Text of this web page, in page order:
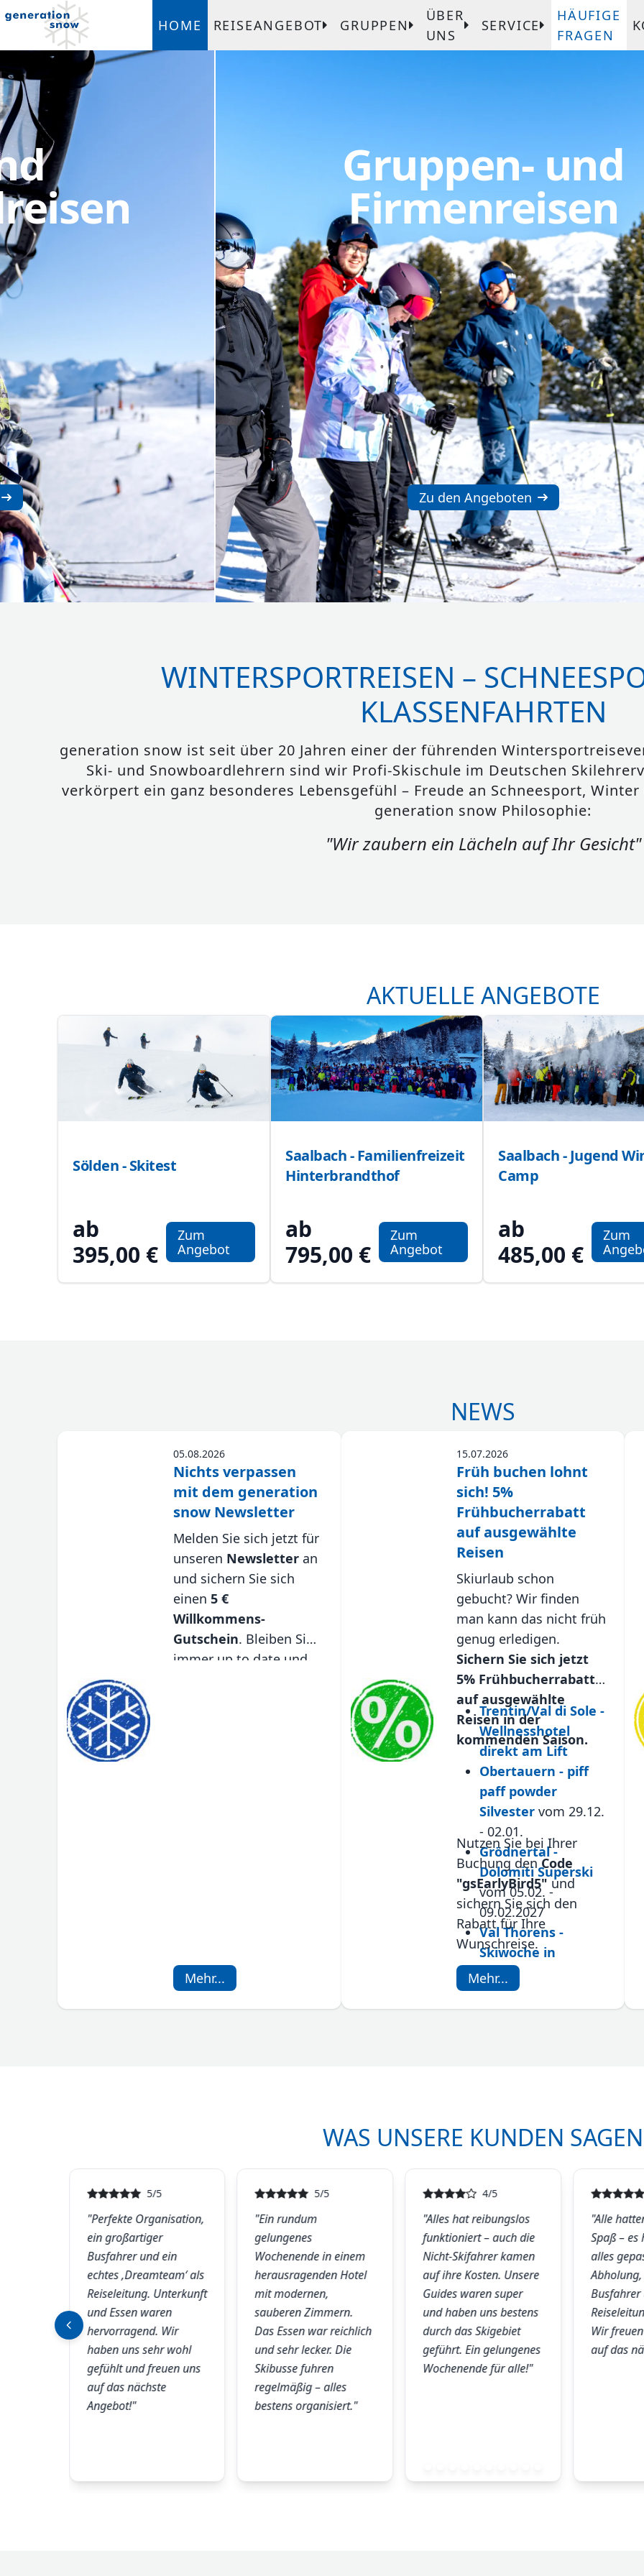
HOME REISEANGEBOT GRUPPEN
ÜBER
UNS
SERVICE
HÄUFIGE
FRAGEN
Gruppen- und
Firmenreisen
Zu den Angeboten
WINTERSPORTREISEN –
KLASSENFAHRTEN
generation snow ist seit über 20 Jahren einer der führenden
Ski- und Snowboardlehrern sind wir Profi-Skischule im Deutschen
verkörpert ein ganz besonderes Lebensgefühl – Freude an Schneesport,
generation snow Philosophie:
"Wir zaubern ein Lächeln auf Ihr Gesicht"
AKTUELLE ANGEBOTE
Sölden - Skitest
ab
395,00 €
Zum
Angebot
Saalbach - Familienfreizeit
Hinterbrandthof
ab
795,00 €
Zum
Angebot
Saalbach - Jugend
Camp
ab
485,00 €
Zum
NEWS
05.08.2026
Nichts verpassen
mit dem generation
snow Newsletter
Melden Sie sich jetzt für
unseren Newsletteran
und sichern Sie sich
einen 5 €
Willkommens-
Gutschein. Bleiben Sie
immer up to date und
Mehr...
15.07.2026
Früh buchen lohnt
sich! 5%
Frühbucherrabatt
auf ausgewählte
Reisen
Skiurlaub schon
gebucht? Wir finden
man kann das nicht früh
genug erledigen.
Sichern Sie sich jetzt
5% Frühbucherrabatt
auf ausgewählte
Reisen in der
kommenden Saison.
Trentin/Val di Sole -
Wellnesshotel
direkt am Lift
Obertauern - piff
paff powder
Silvester vom 29.12.
- 02.01.
Grödnertal -
Dolomiti Superski
vom 05.02. -
09.02.2027
Val Thorens -
Skiwoche in
Frankreich
Nutzen Sie bei Ihrer
Buchung denCode
"gsEarlyBird5" und
sichern Sie sich den
Rabatt für Ihre
Wunschreise.
Mehr...
Ergänzende InformationenWAS UNSERE KUNDEN SAGEN
5/5
"Perfekte Organisation,
ein großartiger
Busfahrer und ein
echtes ‚Dreamteam‘ als
Reiseleitung. Unterkunft
und Essen waren
hervorragend. Wir
haben uns sehr wohl
gefühlt und freuen uns
auf das nächste
Angebot!"
5/5
"Ein rundum
gelungenes
Wochenende in einem
herausragenden Hotel
mit modernen,
sauberen Zimmern.
Das Essen war reichlich
und sehr lecker. Die
Skibusse fuhren
regelmäßig – alles
bestens organisiert."
4/5
"Alles hat reibungslos
funktioniert – auch die
Nicht-Skifahrer kamen
auf ihre Kosten. Unsere
Guides waren super
und haben uns bestens
durch das Skigebiet
geführt. Ein gelungenes
Wochenende für alle!"
"Alle
Spaß –
alles
Busfahrer
Wir
auf das